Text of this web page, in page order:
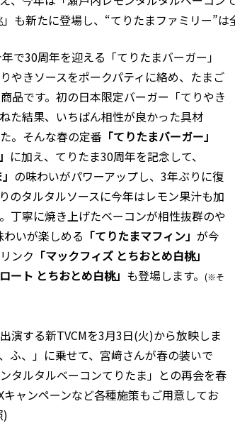
新たに登場し、“てりたまファミリー”は
30周年を迎える「てりたまバーガー」
やきソースをポークパティに絡め、たまご
品です。初の日本限定バーガー「てりやき
た結果、いちばん相性が良かった具材
。そんな春の定番 「てりたまバーガー」
に加え、てりたま30周年を記念して、
の味わいがパワーアップし、3年ぶりに復
のタルタルソースに今年はレモン果汁も加
丁寧に焼き上げたベーコンが相性抜群のや
いが楽しめる 「てりたまマフィン」 が今
ンク 「マックフィズ とちおとめ白桃」
ート とちおとめ白桃」 も登場します。 (※そ
演する新TVCMを3月3日(火)から放映しま
ふ、」に乗せて、宮﨑さんが春の装いで
タルタルベーコンてりたま」との再会を春
ャンペーンなど各種施策もご用意してお
)